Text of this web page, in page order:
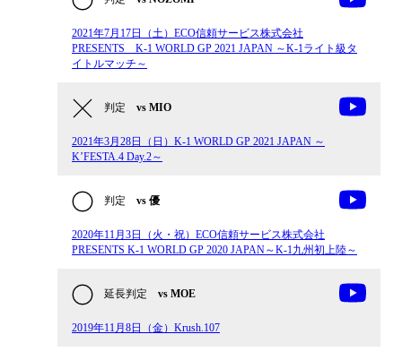
2021年7月17日（土）ECO信頼サービス株式会社
PRESENTS K-1 WORLD GP 2021 JAPAN ～K-1ライト級タ
イトルマッチ～
判定 vs MIO
2021年3月28日（日）K-1 WORLD GP 2021 JAPAN ～
K’FESTA.4 Day.2～
判定 vs 優
2020年11月3日（火・祝）ECO信頼サービス株式会社
PRESENTS K-1 WORLD GP 2020 JAPAN～K-1九州初上陸～
延長判定 vs MOE
2019年11月8日（金）Krush.107